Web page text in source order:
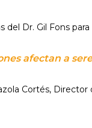
Dr. Gil Fons
afectan a
Cortés,